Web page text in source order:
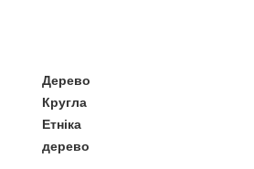
Дерево
Кругла
Етніка
дерево